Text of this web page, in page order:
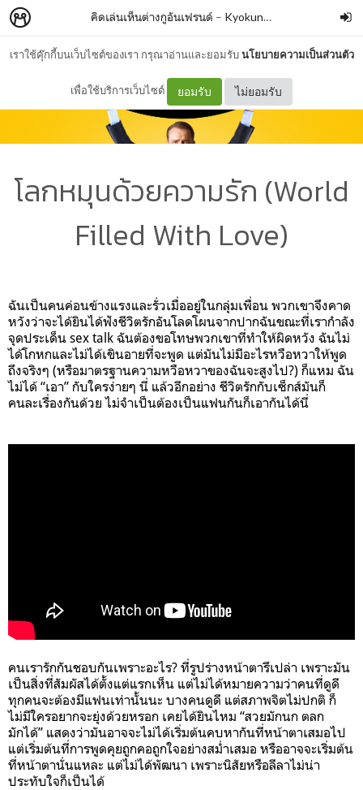
เราใช้คุ๊กกี้บนเว็บไซต์ของเรา กรุณาอ่านและยอมรับนโยบายความเป็นส่วนตัว
เพื่อใช้บริการเว็บไซต์ ยอมรับ ไม่ยอมรับ
คิดเล่นเห็นต่างกูอันเฟรนด์ – Kyokung Worawut K
โลกหมุนด้วยความรัก (World
Filled With Love)
ฉันเป็นคนค่อนข้างแรงและรั่วเมื่ออยู่ในกลุ่มเพื่อน พวกเขาจึงคาด
หวังว่าจะได้ยินได้ฟังชีวิตรักอันโลดโผนจากปากฉันขณะที่เรากำลัง
จุดประเด็น sex talk ฉันต้องขอโทษพวกเขาที่ทำให้ผิดหวัง ฉันไม่
ได้โกหกและไม่ได้เขินอายที่จะพูด แต่มันไม่มีอะไรหวือหวาให้พูด
ถึงจริงๆ (หรือมาตรฐานความหวือหวาของฉันจะสูงไป?) ก็แหม ฉัน
ไม่ได้ “เอา” กับใครง่ายๆ นี่ แล้วอีกอย่าง ชีวิตรักกับเซ็กส์มันก็
คนละเรื่องกันด้วย ไม่จำเป็นต้องเป็นแฟนกันก็เอากันได้นี่
คนเรารักกันชอบกันเพราะอะไร? ที่รูปร่างหน้าตารึเปล่า เพราะมัน
เป็นสิ่งที่สัมผัสได้ตั้งแต่แรกเห็น แต่ไม่ได้หมายความว่าคนที่ดูดี
ทุกคนจะต้องมีแฟนเท่านั้นนะ บางคนดูดี แต่สภาพจิตไม่ปกติ ก็
ไม่มีใครอยากจะยุ่งด้วยหรอก เคยได้ยินไหม “สวยมักนก ตลก
มักได้” แสดงว่ามันอาจจะไม่ได้เริ่มต้นคบหากันที่หน้าตาเสมอไป
แต่เริ่มต้นที่การพูดคุยถูกคอถูกใจอย่างสม่ำเสมอ หรืออาจจะเริ่มต้น
ที่หน้าตานั่นแหละ แต่ไม่ได้พัฒนา เพราะนิสัยหรือลีลาไม่น่า
ประทับใจก็เป็นได้